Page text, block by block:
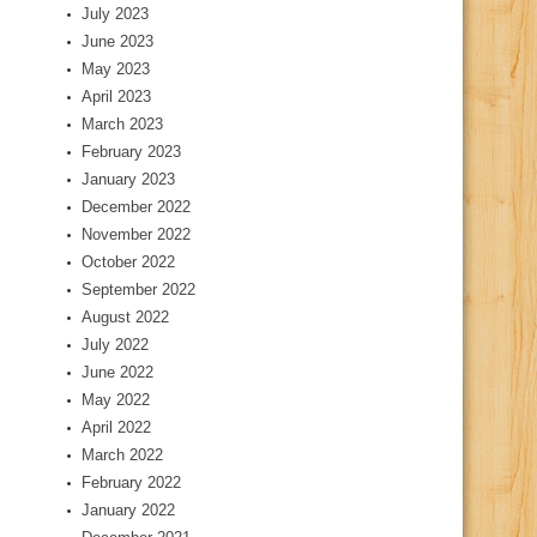
July 2023
June 2023
May 2023
April 2023
March 2023
February 2023
January 2023
December 2022
November 2022
October 2022
September 2022
August 2022
July 2022
June 2022
May 2022
April 2022
March 2022
February 2022
January 2022